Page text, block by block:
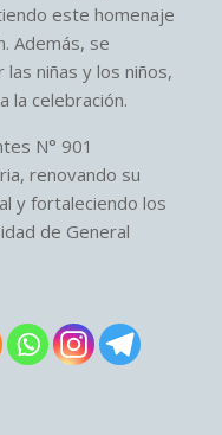
este homenaje
Además, se
niñas y los niños,
la celebración.
N° 901
renovando su
y fortaleciendo los
de General